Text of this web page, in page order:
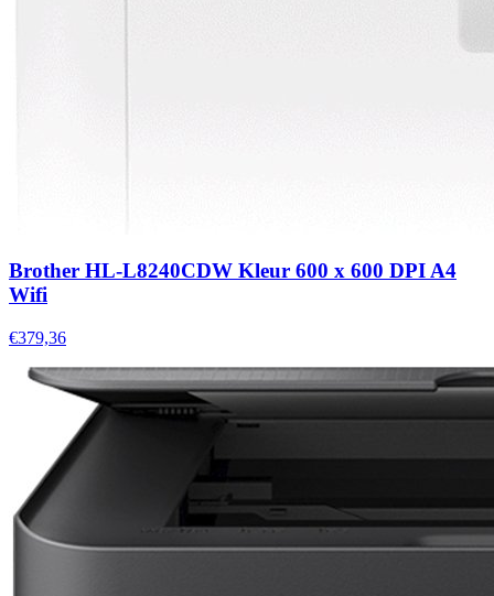
Brother HL-L8240CDW Kleur 600 x 600 DPI A4
Wifi
€379,36